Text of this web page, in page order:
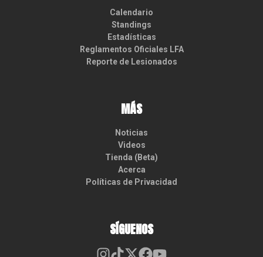
Calendario
Standings
Estadísticas
Reglamentos Oficiales LFA
Reporte de Lesionados
MÁS
Noticias
Videos
Tienda (Beta)
Acerca
Políticas de Privacidad
SÍGUENOS